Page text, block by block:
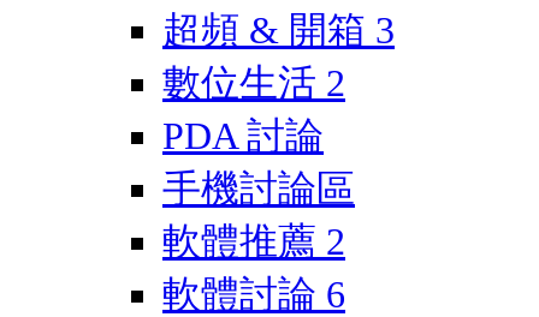
超頻 & 開箱 3
數位生活 2
PDA 討論
手機討論區
軟體推薦 2
軟體討論 6